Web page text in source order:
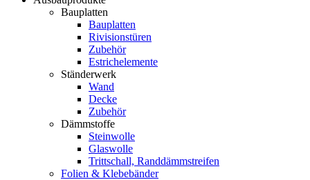
Bauplatten
Bauplatten
Rivisionstüren
Zubehör
Estrichelemente
Ständerwerk
Wand
Decke
Zubehör
Dämmstoffe
Steinwolle
Glaswolle
Trittschall, Randdämmstreifen
Folien & Klebebänder